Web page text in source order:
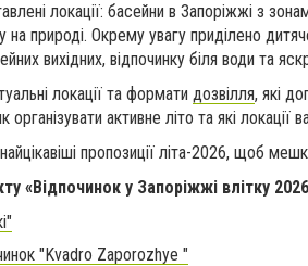
локації: басейни в Запоріжжі з
на природі. Окрему увагу приділено
вихідних, відпочинку біля води та
локації та формати дозвілля, які
організувати активне літо та які локації
пропозиції літа-2026, щоб
«Відпочинок у Запоріжжі влітку
"Kvadro Zaporozhye "